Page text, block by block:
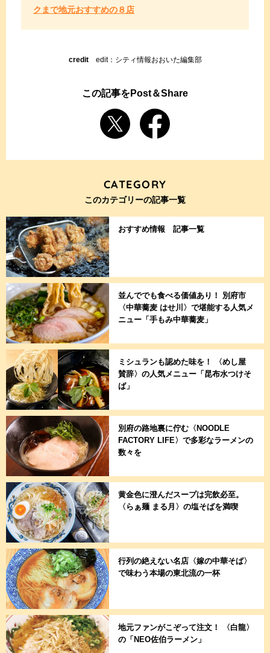
クまで地元おすすめの８店
creditedit：シティ情報おおいた編集部
この記事をPost＆Share
CATEGORY
このカテゴリーの記事一覧
おすすめ情報 記事一覧
並んででも食べる価値あり！ 別府市
〈中華蕎麦 はせ川〉で堪能する人気メ
ニュー「手もみ中華蕎麦」
ミシュランも認めた味を！ 〈めし屋
賛辞〉の人気メニュー「昆布水つけそ
ば」
別府の路地裏に佇む〈NOODLE
FACTORY LIFE〉で多彩なラーメンの
数々を
黄金色に澄んだスープは完飲必至。
〈らぁ麺 まる月〉の塩そばを満喫
行列の絶えない名店〈嫁の中華そば〉
で味わう本場の東北流の一杯
地元ファンがこぞって注文！ 〈白龍〉
の「NEO佐伯ラーメン」